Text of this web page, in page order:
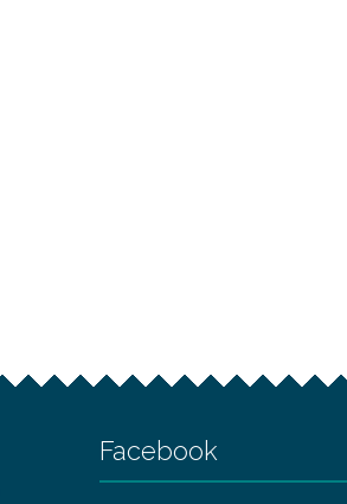
Facebook